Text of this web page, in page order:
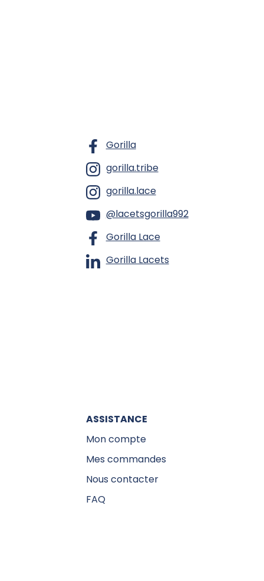
Gorilla
gorilla.tribe
gorilla.lace
@lacetsgorilla992
Gorilla Lace
Gorilla Lacets
ASSISTANCE
Mon compte
Mes commandes
Nous contacter
FAQ